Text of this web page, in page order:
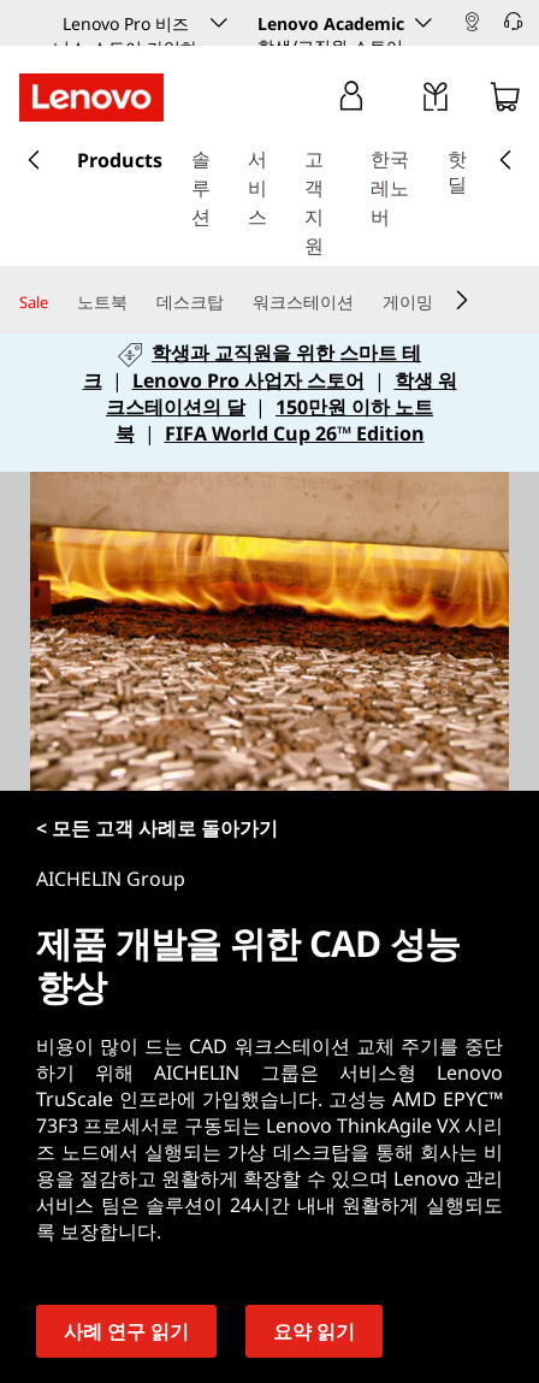
Lenovo Pro 비즈
니스 스토어 가입하
기
Lenovo Academic
학생/교직원 스토어
요
건
Products
솔
루
션
서
비
스
고
객
지
원
한국
레노
버
핫
딜
Sale 노트북 데스크탑 워크스테이션 게이밍
학생과 교직원을 위한 스마트 테
크 | Lenovo Pro 사업자 스토어 | 학생 워
크스테이션의 달| 150만원 이하 노트
북| FIFA World Cup 26™ Edition
< 모든 고객 사례로 돌아가기
AICHELIN Group
제품 개발을 위한 CAD 성능
향상
비용이 많이 드는 CAD 워크스테이션 교체 주기를 중단
하기 위해 AICHELIN 그룹은 서비스형 Lenovo
TruScale 인프라에 가입했습니다. 고성능 AMD EPYC™
73F3 프로세서로 구동되는 Lenovo ThinkAgile VX 시리
즈 노드에서 실행되는 가상 데스크탑을 통해 회사는 비
용을 절감하고 원활하게 확장할 수 있으며 Lenovo 관리
서비스 팀은 솔루션이 24시간 내내 원활하게 실행되도
록 보장합니다.
사례 연구 읽기 요약 읽기